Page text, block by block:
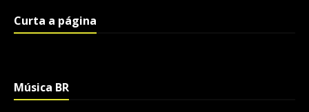
Curta a página
Música BR